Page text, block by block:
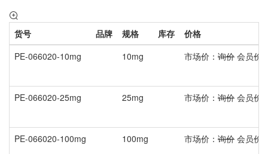
货号 品牌 规格 库存
价格
PE-066020-10mg
10mg 市场价： 询价 会员价
PE-066020-25mg 25mg 市场价： 询价 会员价
PE-066020-100mg 100mg 市场价： 询价 会员价